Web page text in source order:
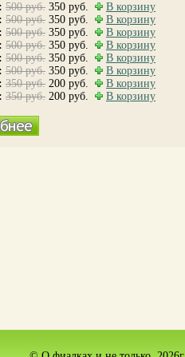
500 руб. 350 руб.
В корзину
500 руб. 350 руб.
В корзину
500 руб. 350 руб.
В корзину
500 руб. 350 руб.
В корзину
500 руб. 350 руб.
В корзину
500 руб. 350 руб.
В корзину
350 руб. 200 руб.
В корзину
350 руб. 200 руб. В корзину